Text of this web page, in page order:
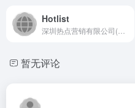
Hotlist
暂无评论